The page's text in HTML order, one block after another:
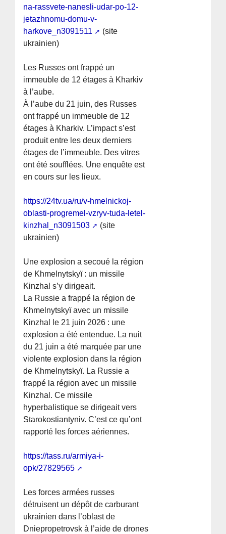
na-rassvete-nanesli-udar-po-12-
jetazhnomu-domu-v-
harkove_n3091511
(site
ukrainien)
Les Russes ont frappé un
immeuble de 12 étages à Kharkiv
à l’aube.
À l’aube du 21 juin, des Russes
ont frappé un immeuble de 12
étages à Kharkiv. L’impact s’est
produit entre les deux derniers
étages de l’immeuble. Des vitres
ont été soufflées. Une enquête est
en cours sur les lieux.
https://24tv.ua/ru/v-hmelnickoj-
oblasti-progremel-vzryv-tuda-letel-
kinzhal_n3091503
(site
ukrainien)
Une explosion a secoué la région
de Khmelnytskyï : un missile
Kinzhal s’y dirigeait.
La Russie a frappé la région de
Khmelnytskyï avec un missile
Kinzhal le 21 juin 2026 : une
explosion a été entendue. La nuit
du 21 juin a été marquée par une
violente explosion dans la région
de Khmelnytskyï. La Russie a
frappé la région avec un missile
Kinzhal. Ce missile
hyperbalistique se dirigeait vers
Starokostiantyniv. C’est ce qu’ont
rapporté les forces aériennes.
https://tass.ru/armiya-i-
opk/27829565
Les forces armées russes
détruisent un dépôt de carburant
ukrainien dans l’oblast de
Dniepropetrovsk à l’aide de drones